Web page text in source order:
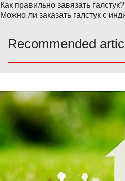
Как правильно завязать галстук?
Можно ли заказать галстук с
Recommended